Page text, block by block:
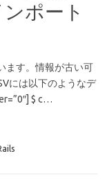
ポート
ます。情報が古い可
には以下のようなデ
$ c…